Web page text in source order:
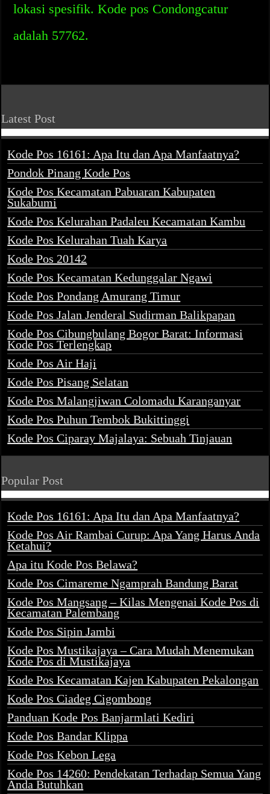
lokasi spesifik. Kode pos Condongcatur
adalah 57762.
Latest Post
Kode Pos 16161: Apa Itu dan Apa Manfaatnya?
Pondok Pinang Kode Pos
Kode Pos Kecamatan Pabuaran Kabupaten
Sukabumi
Kode Pos Kelurahan Padaleu Kecamatan Kambu
Kode Pos Kelurahan Tuah Karya
Kode Pos 20142
Kode Pos Kecamatan Kedunggalar Ngawi
Kode Pos Pondang Amurang Timur
Kode Pos Jalan Jenderal Sudirman Balikpapan
Kode Pos Cibungbulang Bogor Barat: Informasi
Kode Pos Terlengkap
Kode Pos Air Haji
Kode Pos Pisang Selatan
Kode Pos Malangjiwan Colomadu Karanganyar
Kode Pos Puhun Tembok Bukittinggi
Kode Pos Ciparay Majalaya: Sebuah Tinjauan
Popular Post
Kode Pos 16161: Apa Itu dan Apa Manfaatnya?
Kode Pos Air Rambai Curup: Apa Yang Harus Anda
Ketahui?
Apa itu Kode Pos Belawa?
Kode Pos Cimareme Ngamprah Bandung Barat
Kode Pos Mangsang – Kilas Mengenai Kode Pos di
Kecamatan Palembang
Kode Pos Sipin Jambi
Kode Pos Mustikajaya – Cara Mudah Menemukan
Kode Pos di Mustikajaya
Kode Pos Kecamatan Kajen Kabupaten Pekalongan
Kode Pos Ciadeg Cigombong
Panduan Kode Pos Banjarmlati Kediri
Kode Pos Bandar Klippa
Kode Pos Kebon Lega
Kode Pos 14260: Pendekatan Terhadap Semua Yang
Anda Butuhkan